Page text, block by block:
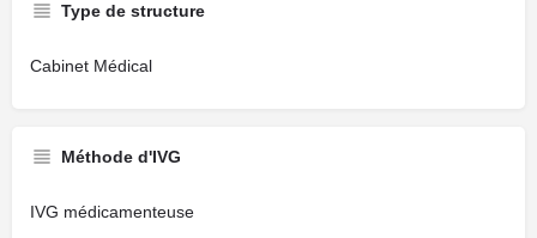
Type de structure
Cabinet Médical
Méthode d'IVG
IVG médicamenteuse